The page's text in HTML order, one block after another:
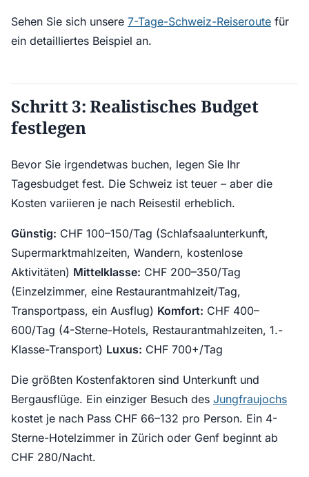
Sehen Sie sich unsere 7-Tage-Schweiz-Reiseroute für
ein detailliertes Beispiel an.
Schritt 3: Realistisches Budget
festlegen
Bevor Sie irgendetwas buchen, legen Sie Ihr
Tagesbudget fest. Die Schweiz ist teuer – aber die
Kosten variieren je nach Reisestil erheblich.
Günstig: CHF 100–150/Tag (Schlafsaalunterkunft,
Supermarktmahlzeiten, Wandern, kostenlose
Aktivitäten) Mittelklasse: CHF 200–350/Tag
(Einzelzimmer, eine Restaurantmahlzeit/Tag,
Transportpass, ein Ausflug) Komfort: CHF 400–
600/Tag (4-Sterne-Hotels, Restaurantmahlzeiten, 1.-
Klasse-Transport) Luxus: CHF 700+/Tag
Die größten Kostenfaktoren sind Unterkunft und
Bergausflüge. Ein einziger Besuch des Jungfraujochs
kostet je nach Pass CHF 66–132 pro Person. Ein 4-
Sterne-Hotelzimmer in Zürich oder Genf beginnt ab
CHF 280/Nacht.